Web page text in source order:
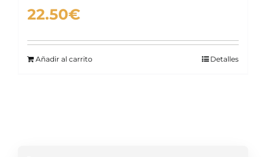
22.50€
Añadir al carrito Detalles